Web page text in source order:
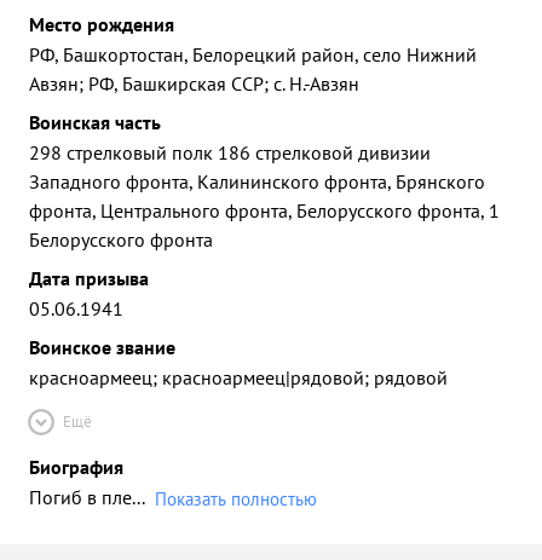
Место рождения
РФ, Башкортостан, Белорецкий район, село Нижний
Авзян; РФ, Башкирская ССР; с. Н.-Авзян
Воинская часть
298 стрелковый полк 186 стрелковой дивизии
Западного фронта, Калининского фронта, Брянского
фронта, Центрального фронта, Белорусского фронта, 1
Белорусского фронта
Дата призыва
05.06.1941
Воинское звание
красноармеец; красноармеец|рядовой; рядовой
Ещё
Биография
Погиб в пле... Показать полностью